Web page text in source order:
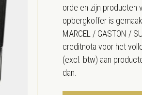
orde en zijn producten
opbergkoffer is
MARCEL / GASTON /
creditnota voor het
(excl. btw) aan
dan.